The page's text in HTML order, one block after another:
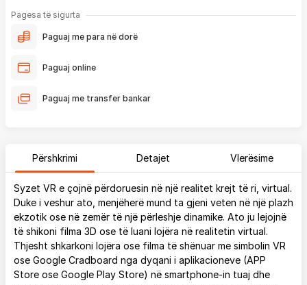
përfshirë momentin kur produkti arrin në depon tonë, dhe
më lartë. Ju lusim të keni parasysh që festat ndërkombëtare ndikojnë që
liferimi të shtyhet për rreth 2 ditë.
Pagesa të sigurta
Paguaj me para në dorë
Paguaj online
Paguaj me transfer bankar
Përshkrimi Detajet Vlerësime
Syzet VR e çojnë përdoruesin në një realitet krejt të ri, virtual.
Duke i veshur ato, menjëherë mund ta gjeni veten në një plazh
ekzotik ose në zemër të një përleshje dinamike. Ato ju lejojnë
të shikoni filma 3D ose të luani lojëra në realitetin virtual.
Thjesht shkarkoni lojëra ose filma të shënuar me simbolin VR
ose Google Cradboard nga dyqani i aplikacioneve (APP
Store ose Google Play Store) në smartphone-in tuaj dhe